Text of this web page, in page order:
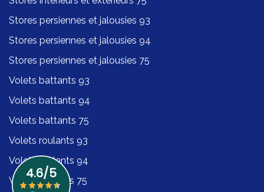
Stores persiennes et jalousies 93
Stores persiennes et jalousies 94
Stores persiennes et jalousies 75
Volets battants 93
Volets battants 94
Volets battants 75
Volets roulants 93
Volets roulants 94
Volets roulants 75